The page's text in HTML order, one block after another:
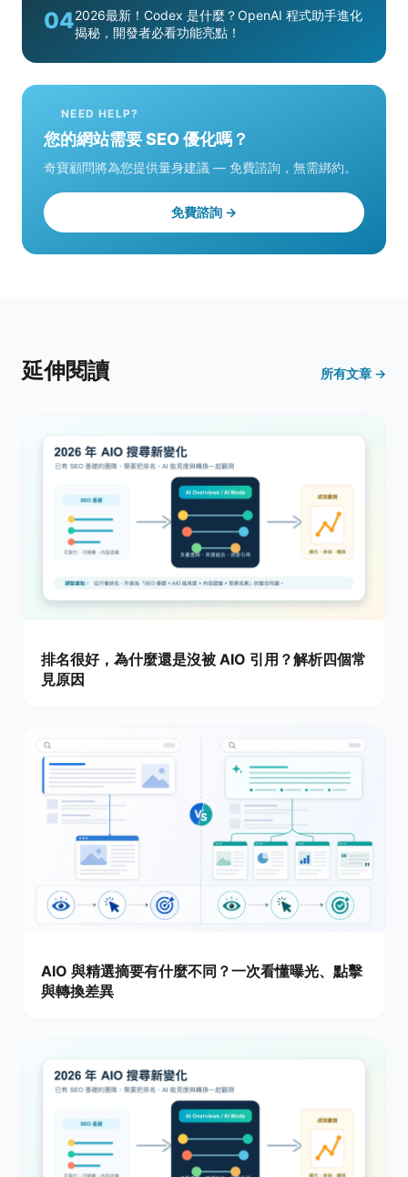
042026最新！Codex 是什麼？OpenAI 程式助手進化
揭秘，開發者必看功能亮點！
NEED HELP?
您的網站需要 SEO 優化嗎？
奇寶顧問將為您提供量身建議 — 免費諮詢，無需綁約。
免費諮詢 →
延伸閱讀 所有文章 →
排名很好，為什麼還是沒被 AIO 引用？解析四個常
見原因
AIO 與精選摘要有什麼不同？一次看懂曝光、點擊
與轉換差異